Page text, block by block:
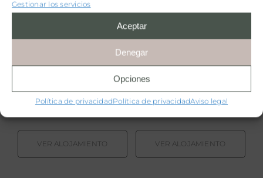
Gestionar los servicios
Aceptar
Denegar
Opciones
Política de privacidadPolítica de privacidadAviso legal
Hotel La Quinta Roja
Garachico (Tenerife),Santa
Cruz de Tenerife.España
VER ALOJAMIENTO
Hotel La Vida de
Antes
Consuegra,Toledo.España
VER ALOJAMIENTO